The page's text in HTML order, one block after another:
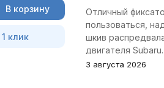
В корзину
клик
Отличный
пользоваться,
шкив
двигателя
доволен.
3 августа 2026